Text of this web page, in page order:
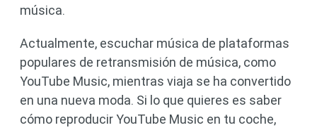
música.
Actualmente, escuchar música de plataformas
populares de retransmisión de música, como
YouTube Music, mientras viaja se ha convertido
en una nueva moda. Si lo que quieres es saber
cómo reproducir YouTube Music en tu coche,